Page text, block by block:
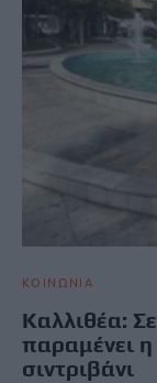
ΚΟΙΝΩΝΙΑ
Καλλιθέα:
παραμένει
σιντριβάνι